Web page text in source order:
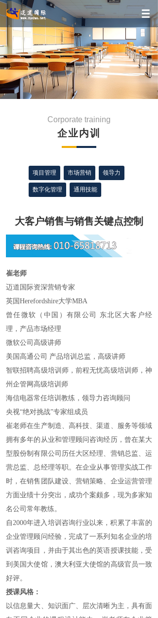
Corporate training
企业内训
项目管理 市场营销 领导力
数字化管理 通用技能
大客户销售与销售关键点控制
崔老师
迈道国际资深营销专家
英国Herefordshire大学MBA
曾任微软（中国）有限公司 东北区大客户经
理，产品市场经理
微软公司高级讲师
美国高通公司 产品培训总监，高级讲师
智联招聘高级培训师，前程无忧高级培训师，神
州企管网高级培训师
海信电器常任培训教练，领导力咨询顾问
央视“绝对挑战”专家组成员
崔老师在生产制造、高科技、渠道、服务等领域
拥有多年的从业和管理顾问咨询经历，曾在某大
型股份制有限公司历任大区经理、营销总监、运
营总监、总经理等职。在企业从事管理实战工作
时，在销售团队建设、营销策略、企业运营管理
方面业绩十分突出，成功个案颇多，现为多家知
名公司常年教练。
自2000年进入培训咨询行业以来，积累了丰富的
企业管理顾问经验，完成了一系列知名企业的培
训咨询项目，并由于其出色的英语授课技能，受
到美国大使馆，澳大利亚大使馆的高级官员一致
好评。
授课风格：
以信息量大、知识面广、层次清晰为主，具有面